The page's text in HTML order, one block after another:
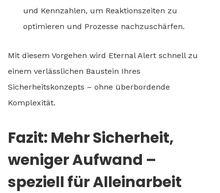
und Kennzahlen, um Reaktionszeiten zu
optimieren und Prozesse nachzuschärfen.
Mit diesem Vorgehen wird Eternal Alert schnell zu
einem verlässlichen Baustein Ihres
Sicherheitskonzepts – ohne überbordende
Komplexität.
Fazit: Mehr Sicherheit,
weniger Aufwand –
speziell für Alleinarbeit